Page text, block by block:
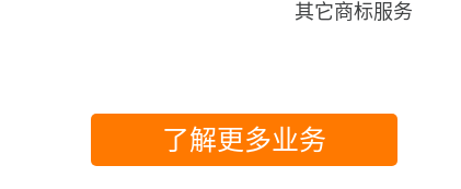
其它商标服务
了解更多业务